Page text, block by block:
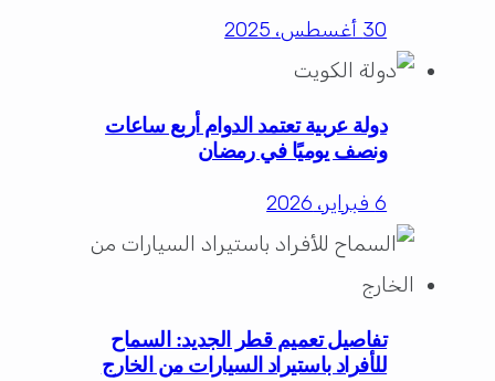
30 أغسطس، 2025
دولة عربية تعتمد الدوام أربع ساعات
ونصف يوميًا في رمضان
6 فبراير، 2026
تفاصيل تعميم قطر الجديد: السماح
للأفراد باستيراد السيارات من الخارج